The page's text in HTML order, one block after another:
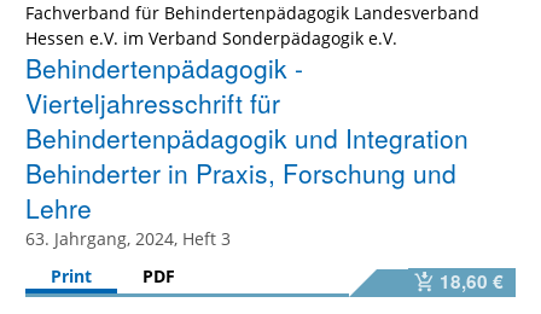
Fachverband für Behindertenpädagogik Landesverband
Hessen e.V. im Verband Sonderpädagogik e.V.
Behindertenpädagogik -
Vierteljahresschrift für
Behindertenpädagogik und Integration
Behinderter in Praxis, Forschung und
Lehre
63. Jahrgang, 2024, Heft 3
Print
PDF 18,60 €